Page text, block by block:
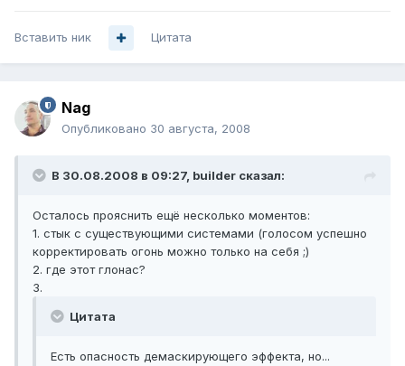
Вставить ник Цитата
Nag
Опубликовано 30 августа, 2008
В 30.08.2008 в 09:27, builder сказал:
Осталось прояснить ещё несколько моментов:
1. стык с существующими системами (голосом успешно
корректировать огонь можно только на себя ;)
2. где этот глонас?
3.
Цитата
Есть опасность демаскирующего эффекта, но...